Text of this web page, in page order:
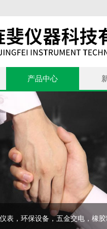
产品中心
表，环保设备，五金交电，橡